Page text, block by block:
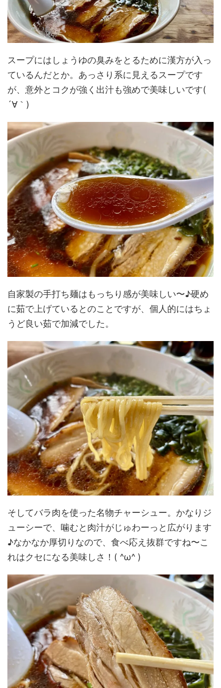
スープにはしょうゆの臭みをとるために漢方が入っ
ているんだとか。あっさり系に見えるスープです
が、意外とコクが強く出汁も強めで美味しいです(
´∀｀)
自家製の手打ち麺はもっちり感が美味しい〜♪硬め
に茹で上げているとのことですが、個人的にはちょ
うど良い茹で加減でした。
そしてバラ肉を使った名物チャーシュー。かなりジ
ューシーで、噛むと肉汁がじゅわーっと広がります
♪なかなか厚切りなので、食べ応え抜群ですね〜こ
れはクセになる美味しさ！( ^ω^ )